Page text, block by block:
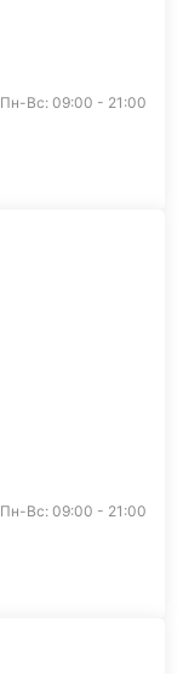
Пн-Вс: 09:00 - 21:00
Пн-Вс: 09:00 - 21:00